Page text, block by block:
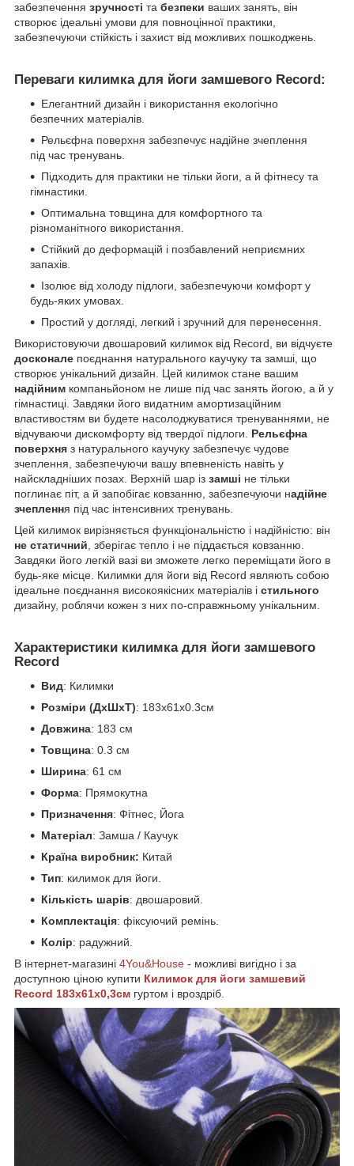
забезпечення зручності та безпеки ваших занять, він
створює ідеальні умови для повноцінної практики,
забезпечуючи стійкість і захист від можливих пошкоджень.
Переваги килимка для йоги замшевого Record:
Елегантний дизайн і використання екологічно
безпечних матеріалів.
Рельєфна поверхня забезпечує надійне зчеплення
під час тренувань.
Підходить для практики не тільки йоги, а й фітнесу та
гімнастики.
Оптимальна товщина для комфортного та
різноманітного використання.
Стійкий до деформацій і позбавлений неприємних
запахів.
Ізолює від холоду підлоги, забезпечуючи комфорт у
будь-яких умовах.
Простий у догляді, легкий і зручний для перенесення.
Використовуючи двошаровий килимок від Record, ви відчуєте
досконале поєднання натурального каучуку та замші, що
створює унікальний дизайн. Цей килимок стане вашим
надійним компаньйоном не лише під час занять йогою, а й у
гімнастиці. Завдяки його видатним амортизаційним
властивостям ви будете насолоджуватися тренуваннями, не
відчуваючи дискомфорту від твердої підлоги. Рельєфна
поверхня з натурального каучуку забезпечує чудове
зчеплення, забезпечуючи вашу впевненість навіть у
найскладніших позах. Верхній шар із замші не тільки
поглинає піт, а й запобігає ковзанню, забезпечуючи надійне
зчеплення під час інтенсивних тренувань.
Цей килимок вирізняється функціональністю і надійністю: він
не статичний, зберігає тепло і не піддається ковзанню.
Завдяки його легкій вазі ви зможете легко переміщати його в
будь-яке місце. Килимки для йоги від Record являють собою
ідеальне поєднання високоякісних матеріалів і стильного
дизайну, роблячи кожен з них по-справжньому унікальним.
Характеристики килимка для йоги замшевого
Record
Вид: Килимки
Розміри (ДхШхТ): 183x61x0.3см
Довжина: 183 см
Товщина: 0.3 см
Ширина: 61 см
Форма: Прямокутна
Призначення: Фітнес, Йога
Матеріал: Замша / Каучук
Країна виробник: Китай
Тип: килимок для йоги.
Кількість шарів: двошаровий.
Комплектація: фіксуючий ремінь.
Колір: радужний.
В інтернет-магазині 4You&House - можливі вигідно і за
доступною ціною купити Килимок для йоги замшевий
Record 183x61x0,3см гуртом і вроздріб.